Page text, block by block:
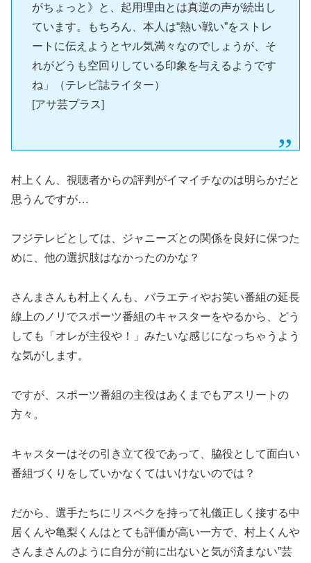
がちょっと》と、起用理由とは真逆の声が続出し
ています。もちろん、本人は“熱い戦い”をストレ
ートに伝えようとヤル気満々なのでしょうが、そ
れがどうも空回りしている印象を与えるようです
ね」（テレビ誌ライター）
[アサ芸プラス]
村上くん、視聴者からの評判がイマイチなのは明らかだと
思うんですが…
フジテレビとしては、ジャニーズとの関係を良好に保つた
めに、他の選択肢はなかったのかな？
さんまさんも村上くんも、バラエティやお笑い番組の延長
線上のノリでスポーツ番組のキャスターをやるから、どう
しても「オレが主役や！」みたいな感じになっちゃうよう
な気がします。
ですが、スポーツ番組の主役はあくまでもアスリートの
方々。
キャスターはその引き立て役であって、脇役として面白い
番組づくりをしていかなくてはいけないのでは？
だから、選手たちにリスペクを持って礼儀正しく接する中
居くんや亀梨くんはとても評価が高い一方で、村上くんや
さんまさんのように自分が前に出ないと気が済まない”芸